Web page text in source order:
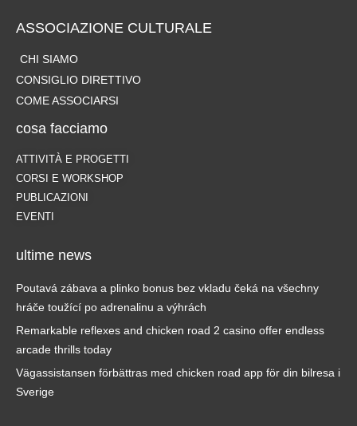
ASSOCIAZIONE CULTURALE
CHI SIAMO
CONSIGLIO DIRETTIVO
COME ASSOCIARSI
cosa facciamo
ATTIVITÀ E PROGETTI
CORSI E WORKSHOP
PUBLICAZIONI
EVENTI
ultime news
Poutavá zábava a plinko bonus bez vkladu čeká na všechny
hráče toužící po adrenalinu a výhrách
Remarkable reflexes and chicken road 2 casino offer endless
arcade thrills today
Vägassistansen förbättras med chicken road app för din bilresa i
Sverige